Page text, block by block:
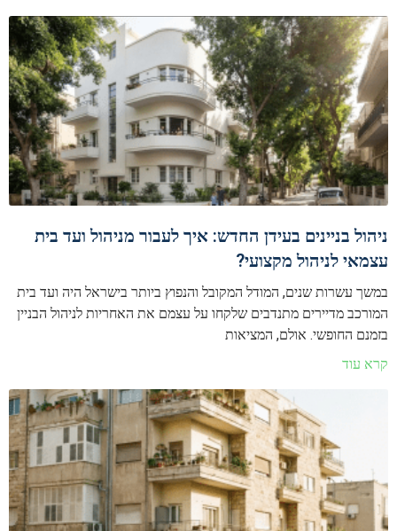
ניהול בניינים בעידן החדש: איך לעבור מניהול ועד בית
עצמאי לניהול מקצועי?
במשך עשרות שנים, המודל המקובל והנפוץ ביותר בישראל היה ועד בית
המורכב מדיירים מתנדבים שלקחו על עצמם את האחריות לניהול הבניין
בזמנם החופשי. אולם, המציאות
קרא עוד